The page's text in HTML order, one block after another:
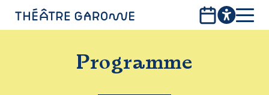
PROGRAMME
INFOS PRATIQUES
Programme